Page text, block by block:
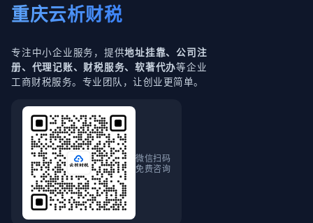
重庆云析财税
专注中小企业服务，提供地址挂靠、公司注
册、代理记账、财税服务、软著代办等企业
工商财税服务。专业团队，让创业更简单。
微信扫码
免费咨询